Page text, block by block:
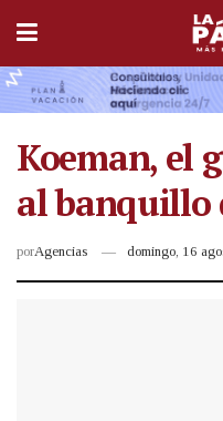
Koeman, el
al banquillo
porAgencias domingo, 16